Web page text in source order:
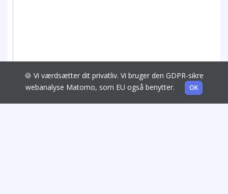
🍪 Vi værdsætter dit privatliv. Vi bruger den GDPR-sikre
webanalyse Matomo, som EU også benytter.
OK